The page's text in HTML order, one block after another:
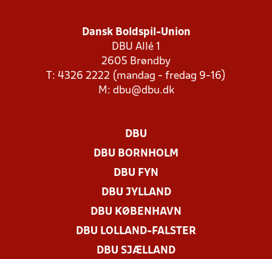
Dansk Boldspil-Union
DBU Allé 1
2605 Brøndby
T: 4326 2222 (mandag - fredag 9-16)
M: dbu@dbu.dk
DBU
DBU BORNHOLM
DBU FYN
DBU JYLLAND
DBU KØBENHAVN
DBU LOLLAND-FALSTER
DBU SJÆLLAND